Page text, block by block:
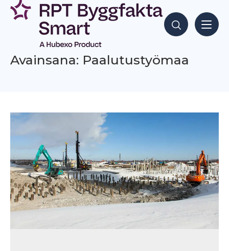
Siirry
sisältöön
Hae sisältöjä
Avainsana: Paalutustyömaa